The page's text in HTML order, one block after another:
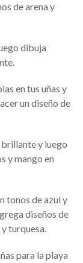
de arena y
dibuja
en tus uñas y
un diseño de
y luego
y mango en
tonos de azul y
diseños de
turquesa.
para la playa